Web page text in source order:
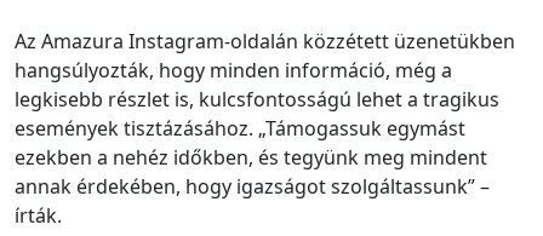
Az Amazura Instagram-oldalán közzétett üzenetükben
hangsúlyozták, hogy minden információ, még a
legkisebb részlet is, kulcsfontosságú lehet a tragikus
események tisztázásához. „Támogassuk egymást
ezekben a nehéz időkben, és tegyünk meg mindent
annak érdekében, hogy igazságot szolgáltassunk” –
írták.